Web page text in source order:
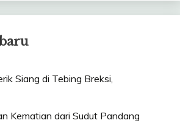
Siang di Tebing Breksi,
Kematian dari Sudut Pandang